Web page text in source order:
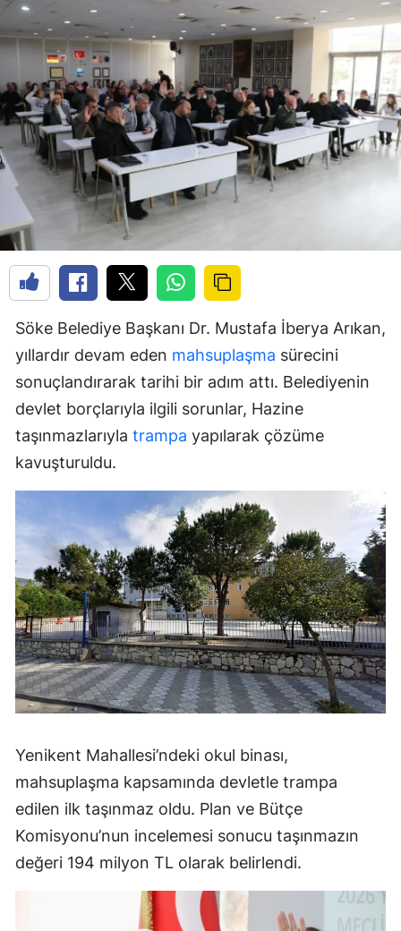
Söke Belediye Başkanı Dr. Mustafa İberya Arıkan,
yıllardır devam eden mahsuplaşma sürecini
sonuçlandırarak tarihi bir adım attı. Belediyenin
devlet borçlarıyla ilgili sorunlar, Hazine
taşınmazlarıyla trampa yapılarak çözüme
kavuşturuldu.
Yenikent Mahallesi’ndeki okul binası,
mahsuplaşma kapsamında devletle trampa
edilen ilk taşınmaz oldu. Plan ve Bütçe
Komisyonu’nun incelemesi sonucu taşınmazın
değeri 194 milyon TL olarak belirlendi.